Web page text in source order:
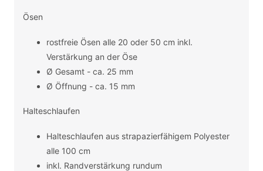
Ösen
rostfreie Ösen alle 20 oder 50 cm inkl.
Verstärkung an der Öse
Ø Gesamt - ca. 25 mm
Ø Öffnung - ca. 15 mm
Halteschlaufen
Halteschlaufen aus strapazierfähigem Polyester
alle 100 cm
inkl. Randverstärkung rundum